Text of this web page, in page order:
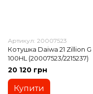
Артикул: 20007523
Котушка Daiwa 21 Zillion G
100HL (20007523/2215237)
20 120 грн
Купити